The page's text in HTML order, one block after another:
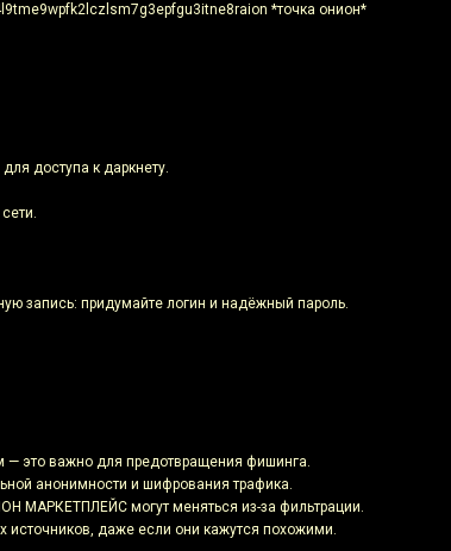
*точка онион*
доступа к даркнету.
запись: придумайте логин и надёжный пароль.
— это важно для предотвращения фишинга.
анонимности и шифрования трафика.
МАРКЕТПЛЕЙС могут меняться из-за фильтрации.
источников, даже если они кажутся похожими.